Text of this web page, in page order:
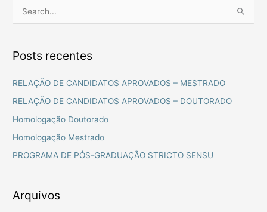
q
u
r
p
r
Posts recentes
RELAÇÃO DE CANDIDATOS APROVADOS – MESTRADO
RELAÇÃO DE CANDIDATOS APROVADOS – DOUTORADO
Homologação Doutorado
Homologação Mestrado
PROGRAMA DE PÓS-GRADUAÇÃO STRICTO SENSU
Arquivos